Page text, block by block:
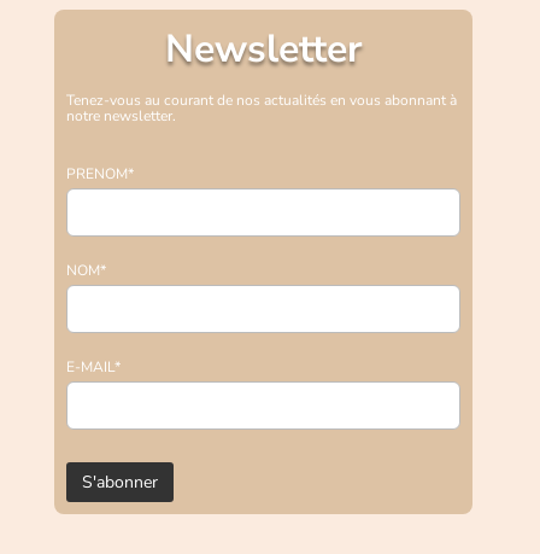
Newsletter
Tenez-vous au courant de nos actualités en vous abonnant à
notre newsletter.
PRENOM*
NOM*
E-MAIL*